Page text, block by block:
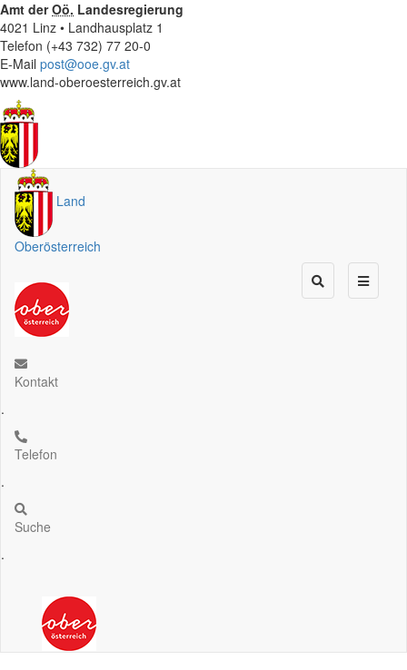
Amt derOö. Landesregierung
4021 Linz • Landhausplatz 1
Telefon (+43 732) 77 20-0
E-Mail post@ooe.gv.at
www.land-oberoesterreich.gv.at
Land
Oberösterreich
Kontakt
.
Telefon
.
Suche
.